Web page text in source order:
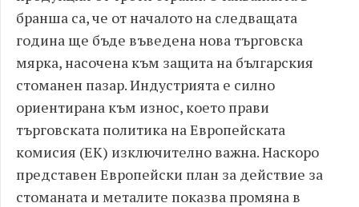
бранша са, че от началото на следващата
година ще бъде въведена нова търговска
мярка, насочена към защита на българския
стоманен пазар. Индустрията е силно
ориентирана към износ, което прави
търговската политика на Европейската
комисия (ЕК) изключително важна. Наскоро
представен Европейски план за действие за
стоманата и металите показва промяна в